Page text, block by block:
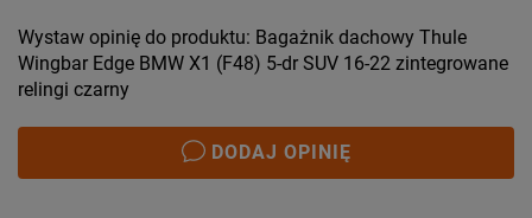
Wystaw opinię do produktu: Bagażnik dachowy Thule
Wingbar Edge BMW X1 (F48) 5-dr SUV 16-22 zintegrowane
relingi czarny
DODAJ OPINIĘ